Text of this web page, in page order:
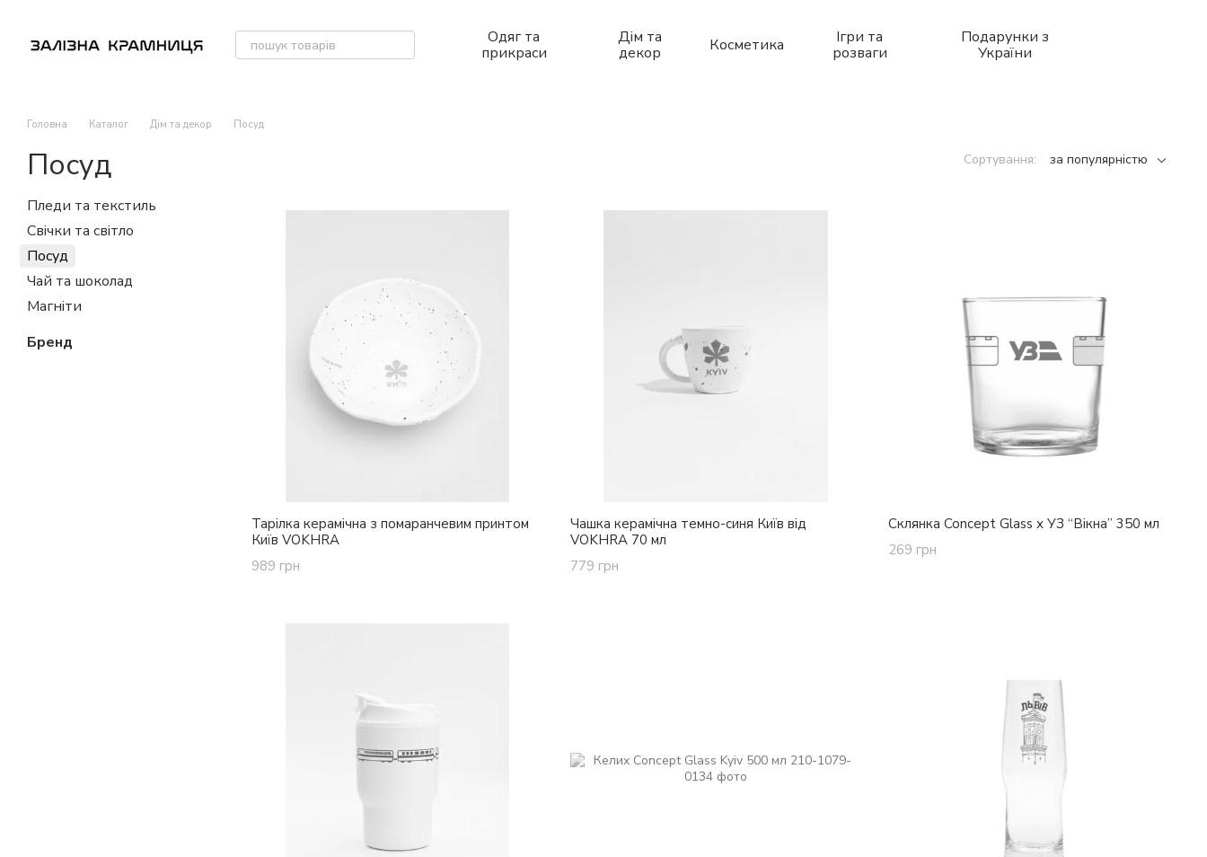
Одяг та
прикраси
Дім та
декор
Косметика
Ігри та
розваги
Подарунки з
України
Головна Каталог Дім та декор Посуд
Посуд Сортування: за популярністю
Тарілка керамічна з помаранчевим принтом
Київ VOKHRA
989 грн
Чашка керамічна темно-синя Київ від
VOKHRA 70 мл
779 грн
Склянка Concept Glass х УЗ “Вікна” 350 мл
269 грн
Пледи та текстиль
Свічки та світло
Посуд
Чай та шоколад
Магніти
Бренд